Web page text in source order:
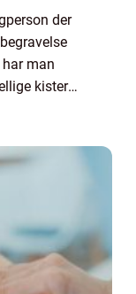
der
man
kister,